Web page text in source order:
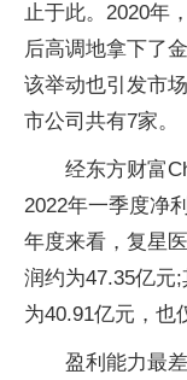
止于此。2020年
后高调地拿下了
该举动也引发市
市公司共有7家。
经东方财富
2022年一季度净
年度来看，复星
润约为47.35亿元
为40.91亿元，也
盈利能力最